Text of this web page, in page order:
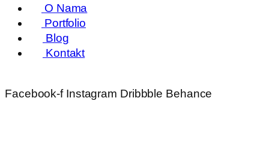
O Nama
Portfolio
Blog
Kontakt
Facebook-f Instagram Dribbble Behance